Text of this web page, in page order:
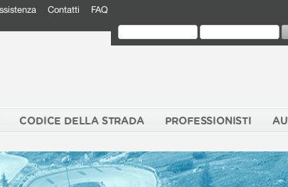
Contatti FAQ
CODICE DELLA STRADA PROFESSIONISTI